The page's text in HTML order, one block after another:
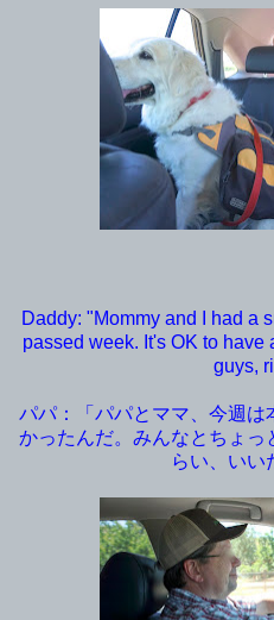
Daddy: "Mommy and I had a
passed week. It's OK to
guys,
パパ：「パパとママ、今週は
かったんだ。みんなとちょっ
らい、いい